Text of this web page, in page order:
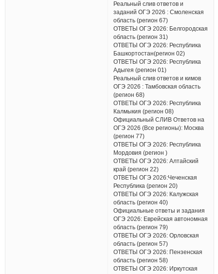
Реальный слив ответов и
заданий ОГЭ 2026 : Смоленская
область (регион 67)
ОТВЕТЫ ОГЭ 2026: Белгородская
область (регион 31)
ОТВЕТЫ ОГЭ 2026: Республика
Башкортостан(регион 02)
ОТВЕТЫ ОГЭ 2026: Республика
Адыгея (регион 01)
Реальный слив ответов и кимов
ОГЭ 2026 : Тамбовская область
(регион 68)
ОТВЕТЫ ОГЭ 2026: Республика
Калмыкия (регион 08)
Официальный СЛИВ Ответов на
ОГЭ 2026 (Все регионы): Москва
(регион 77)
ОТВЕТЫ ОГЭ 2026: Республика
Мордовия (регион )
ОТВЕТЫ ОГЭ 2026: Алтайский
край (регион 22)
ОТВЕТЫ ОГЭ 2026:Чеченская
Республика (регион 20)
ОТВЕТЫ ОГЭ 2026: Калужская
область (регион 40)
Официальные ответы и задания
ОГЭ 2026: Еврейская автономная
область (регион 79)
ОТВЕТЫ ОГЭ 2026: Орловская
область (регион 57)
ОТВЕТЫ ОГЭ 2026: Пензенская
область (регион 58)
ОТВЕТЫ ОГЭ 2026: Иркутская